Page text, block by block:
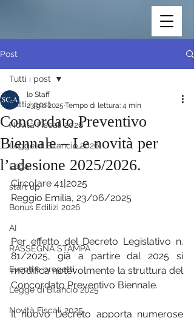
Post
Tutti i post
Novità Fiscali 2026
Legge di Bilancio 2026
Legal
start up
Bonus Edilizi 2026
AI
RASSEGNA STAMPA
Eventi e progetti
Legge di Bilancio 2025
Novità Fiscali 2025
Tutti i post
Concordato Preventivo
Biennale – Le novità per
l’adesione 2025/2026.
lo Staff
23 giu 2025 Tempo di lettura: 4 min
Circolare 41|2025
Reggio Emilia, 23/06/2025
Per effetto del Decreto Legislativo n.
81/2025, già a partire dal 2025 si
modifica notevolmente la struttura del
Concordato Preventivo Biennale.
Il nuovo Decreto apporta numerose